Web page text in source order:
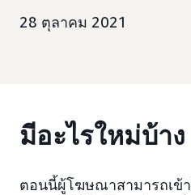
28 ตุลาคม 2021
มีอะไรใหม่บ้าง
ตอนนี้ผู้โฆษณาสามารถเข้